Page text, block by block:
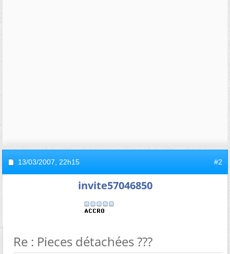
13/03/2007, 22h15 #2
invite57046850
Re : Pieces détachées ???